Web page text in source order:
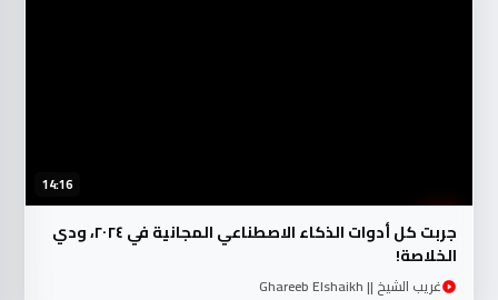
14:16
جربت كل أدوات الذكاء الاصطناعي المجانية في ٢٠٢٤، ودي
الخلاصة!
غريب الشيخ || Ghareeb Elshaikh